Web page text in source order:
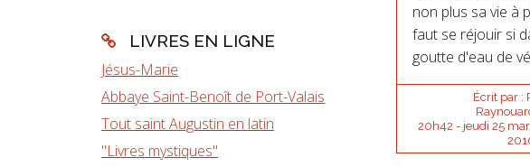
LIVRES EN LIGNE
Jésus-Marie
Abbaye Saint-Benoît de Port-Valais
Tout saint Augustin en latin
"Livres mystiques"
non plus sa vie à
faut se réjouir si
goutte d'eau de
Écrit par :
20h42 - jeudi 25